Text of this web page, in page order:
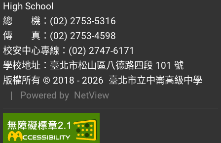
High School
總 機：(02) 2753-5316
傳 真：(02) 2753-4598
校安中心專線：(02) 2747-6171
學校地址：臺北市松山區八德路四段 101 號
版權所有 © 2018 - 2026 臺北市立中崙高級中學
| Powered by NetView